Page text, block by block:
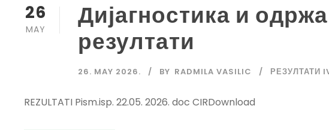
26
MAY
Дијагностика и
резултати
26. MAY 2026. BY RADMILA VASILIC РЕЗУЛТАТИ
REZULTATI Pism.isp. 22.05. 2026. doc CIRDownload